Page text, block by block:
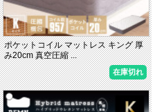
ポケットコイル マットレス キング 厚
み20cm 真空圧縮 ...
在庫切れ